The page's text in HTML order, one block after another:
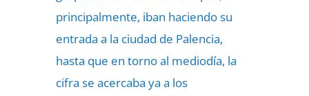
principalmente, iban haciendo su
entrada a la ciudad de Palencia,
hasta que en torno al mediodía, la
cifra se acercaba ya a los